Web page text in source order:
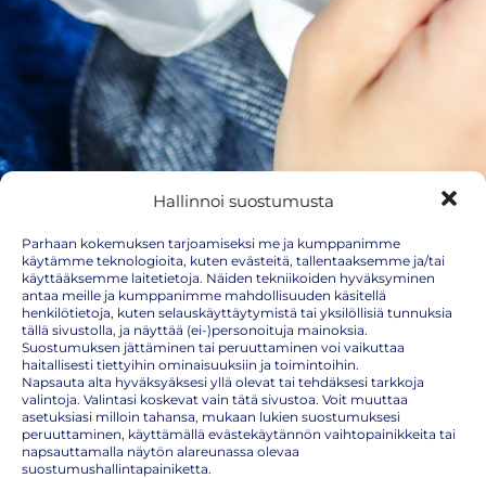
Hallinnoi suostumusta
Parhaan kokemuksen tarjoamiseksi me ja kumppanimme
käytämme teknologioita, kuten evästeitä, tallentaaksemme ja/tai
käyttääksemme laitetietoja. Näiden tekniikoiden hyväksyminen
antaa meille ja kumppanimme mahdollisuuden käsitellä
henkilötietoja, kuten selauskäyttäytymistä tai yksilöllisiä tunnuksia
tällä sivustolla, ja näyttää (ei-)personoituja mainoksia.
Suostumuksen jättäminen tai peruuttaminen voi vaikuttaa
haitallisesti tiettyihin ominaisuuksiin ja toimintoihin.
Napsauta alta hyväksyäksesi yllä olevat tai tehdäksesi tarkkoja
valintoja. Valintasi koskevat vain tätä sivustoa. Voit muuttaa
asetuksiasi milloin tahansa, mukaan lukien suostumuksesi
peruuttaminen, käyttämällä evästekäytännön vaihtopainikkeita tai
napsauttamalla näytön alareunassa olevaa
suostumushallintapainiketta.
Kausi-Influenssarokotukset lähestyy –
RokoteNyt rokotusbusseista influenssarokotus
ilman ajanvarausta